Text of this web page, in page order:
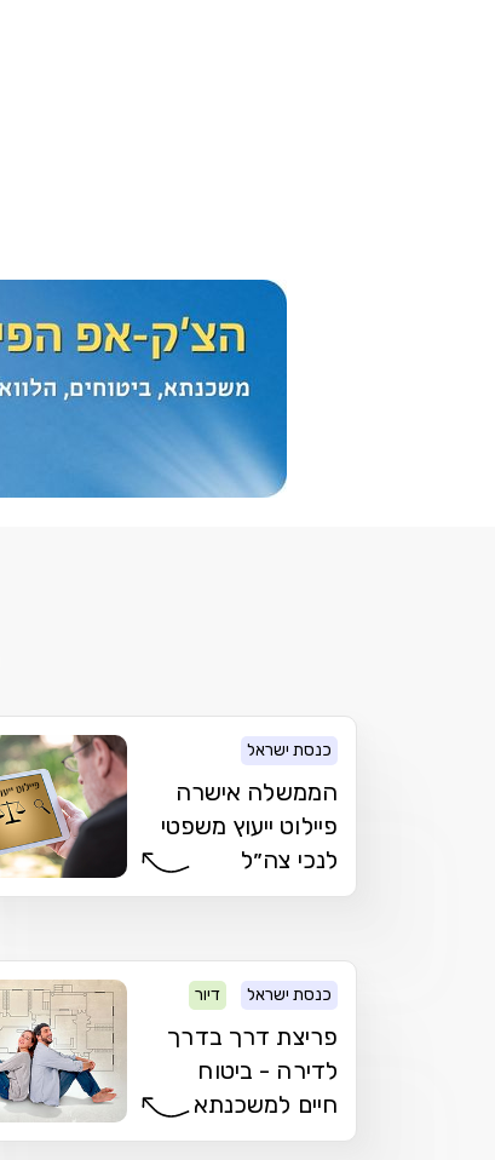
כנסת ישראל
הממשלה אישרה
פיילוט ייעוץ משפטי
לנכי צה״ל
כנסת ישראל דיור
פריצת דרך בדרך
לדירה - ביטוח
חיים למשכנתא